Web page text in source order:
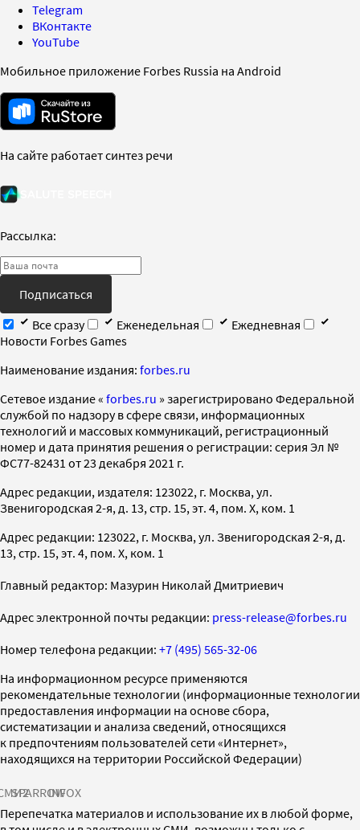
Telegram
ВКонтакте
YouTube
Мобильное приложение Forbes Russia на Android
На сайте работает синтез речи
Рассылка:
Подписаться
Все сразу
Еженедельная
Ежедневная
Новости Forbes Games
Наименование издания: forbes.ru
Cетевое издание « forbes.ru » зарегистрировано Федеральной
службой по надзору в сфере связи, информационных
технологий и массовых коммуникаций, регистрационный
номер и дата принятия решения о регистрации: серия Эл №
ФС77-82431 от 23 декабря 2021 г.
Адрес редакции, издателя: 123022, г. Москва, ул.
Звенигородская 2-я, д. 13, стр. 15, эт. 4, пом. X, ком. 1
Адрес редакции: 123022, г. Москва, ул. Звенигородская 2-я, д.
13, стр. 15, эт. 4, пом. X, ком. 1
Главный редактор: Мазурин Николай Дмитриевич
Адрес электронной почты редакции: press-release@forbes.ru
Номер телефона редакции: +7 (495) 565-32-06
На информационном ресурсе применяются
рекомендательные технологии (информационные технологии
предоставления информации на основе сбора,
систематизации и анализа сведений, относящихся
к предпочтениям пользователей сети «Интернет»,
находящихся на территории Российской Федерации)
SPARROWINFOX
Перепечатка материалов и использование их в любой форме,